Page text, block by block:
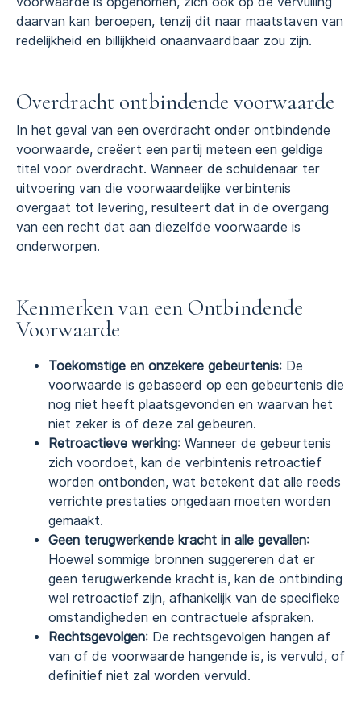
daarvan kan beroepen, tenzij dit naar maatstaven van
redelijkheid en billijkheid onaanvaardbaar zou zijn.
Overdracht ontbindende voorwaarde
In het geval van een overdracht onder ontbindende
voorwaarde, creëert een partij meteen een geldige
titel voor overdracht. Wanneer de schuldenaar ter
uitvoering van die voorwaardelijke verbintenis
overgaat tot levering, resulteert dat in de overgang
van een recht dat aan diezelfde voorwaarde is
onderworpen.
Kenmerken van een Ontbindende
Voorwaarde
Toekomstige en onzekere gebeurtenis: De
voorwaarde is gebaseerd op een gebeurtenis die
nog niet heeft plaatsgevonden en waarvan het
niet zeker is of deze zal gebeuren.
Retroactieve werking: Wanneer de gebeurtenis
zich voordoet, kan de verbintenis retroactief
worden ontbonden, wat betekent dat alle reeds
verrichte prestaties ongedaan moeten worden
gemaakt.
Geen terugwerkende kracht in alle gevallen:
Hoewel sommige bronnen suggereren dat er
geen terugwerkende kracht is, kan de ontbinding
wel retroactief zijn, afhankelijk van de specifieke
omstandigheden en contractuele afspraken.
Rechtsgevolgen: De rechtsgevolgen hangen af
van of de voorwaarde hangende is, is vervuld, of
definitief niet zal worden vervuld.